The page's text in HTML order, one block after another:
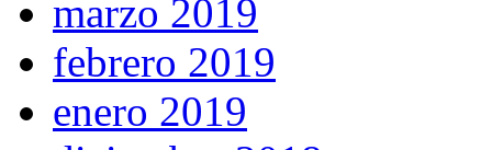
marzo 2019
febrero 2019
enero 2019